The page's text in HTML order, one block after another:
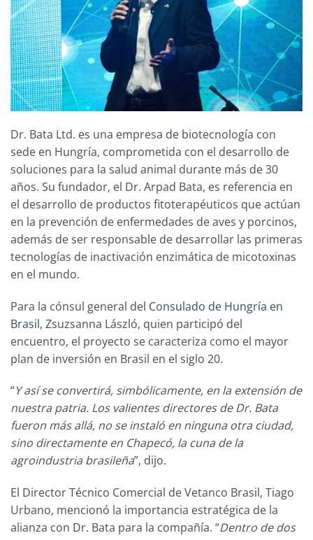
Dr. Bata Ltd. es una empresa de biotecnología con
sede en Hungría, comprometida con el desarrollo de
soluciones para la salud animal durante más de 30
años. Su fundador, el Dr. Arpad Bata, es referencia en
el desarrollo de productos fitoterapéuticos que actúan
en la prevención de enfermedades de aves y porcinos,
además de ser responsable de desarrollar las primeras
tecnologías de inactivación enzimática de micotoxinas
en el mundo.
Para la cónsul general del Consulado de Hungría en
Brasil, Zsuzsanna László, quien participó del
encuentro, el proyecto se caracteriza como el mayor
plan de inversión en Brasil en el siglo 20.
“Y así se convertirá, simbólicamente, en la extensión de
nuestra patria. Los valientes directores de Dr. Bata
fueron más allá, no se instaló en ninguna otra ciudad,
sino directamente en Chapecó, la cuna de la
agroindustria brasileña”, dijo.
El Director Técnico Comercial de Vetanco Brasil, Tiago
Urbano, mencionó la importancia estratégica de la
alianza con Dr. Bata para la compañía. “Dentro de dos